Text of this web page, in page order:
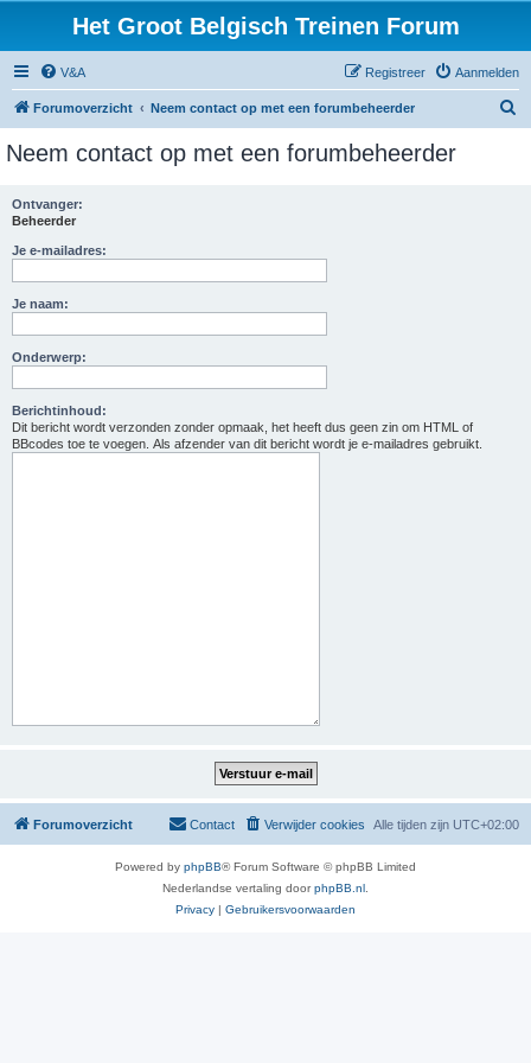
Het Groot Belgisch Treinen Forum
V&A Aanmelden
Registreer
Forumoverzicht Neem contact op met een forumbeheerder
Neem contact op met een forumbeheerder
Ontvanger:
Beheerder
Je e-mailadres:
Je naam:
Onderwerp:
Berichtinhoud:
Dit bericht wordt verzonden zonder opmaak, het heeft dus geen zin om HTML of
BBcodes toe te voegen. Als afzender van dit bericht wordt je e-mailadres gebruikt.
Forumoverzicht Alle tijden zijn UTC+02:00
Verwijder cookies
Contact
Powered by phpBB® Forum Software © phpBB Limited
Nederlandse vertaling doorphpBB.nl
Privacy | Gebruikersvoorwaarden